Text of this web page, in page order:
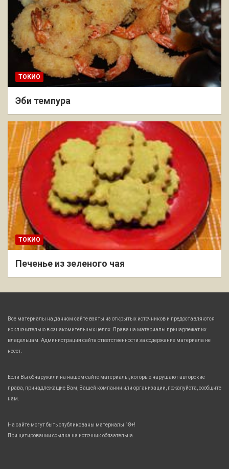
ТОКИО
Эби темпура
ТОКИО
Печенье из зеленого чая
Все материалы на данном сайте взяты из открытых источников и предоставляются
исключительно в ознакомительных целях. Права на материалы принадлежат их
владельцам. Администрация сайта ответственности за содержание материала не
несет.
Если Вы обнаружили на нашем сайте материалы, которые нарушают авторские
права, принадлежащие Вам, Вашей компании или организации, пожалуйста, сообщите
нам.
На сайте могут быть опубликованы материалы 18+!
При цитировании ссылка на источник обязательна.